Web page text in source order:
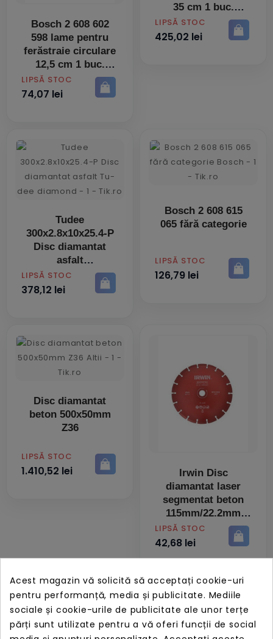
Bosch 2 608 602
598 lame pentru
ferăstraie circulare
12,5 cm 1 buc.
PRET
LIPSĂ STOC
74,07 lei
35 cm 1 buc.
PRET
LIPSĂ STOC
425,02 lei
Tudee
300x2.8x10x25.4-P
Disc diamantat
asfalt
PRET
LIPSĂ STOC
378,12 lei
Bosch 2 608 615
065 fără categorie
PRET
LIPSĂ STOC
126,79 lei
Disc diamantat
beton 500x50mm
Z36
PRET
LIPSĂ STOC
1.410,52 lei
Irwin Disc
diamantat laser
segmentat beton
115mm/22.2mm
PRET
LIPSĂ STOC
42,68 lei
Acest magazin vă solicită să acceptați cookie-uri
pentru performanță, media și publicitate. Mediile
sociale și cookie-urile de publicitate ale unor terțe
părți sunt utilizate pentru a vă oferi funcții de social